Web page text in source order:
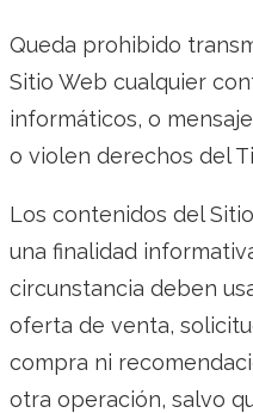
Queda prohibido
Sitio Web cualquier
informáticos, o
o violen derechos del
Los contenidos del
una finalidad
circunstancia deben
oferta de venta,
compra ni
otra operación, salvo